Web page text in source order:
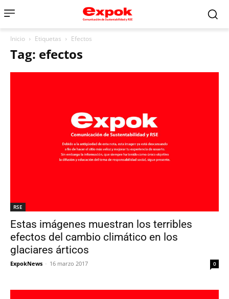
Inicio Etiquetas Efectos
Tag: efectos
RSE
Estas imágenes muestran los terribles
efectos del cambio climático en los
glaciares árticos
ExpokNews - 16 marzo 2017 0